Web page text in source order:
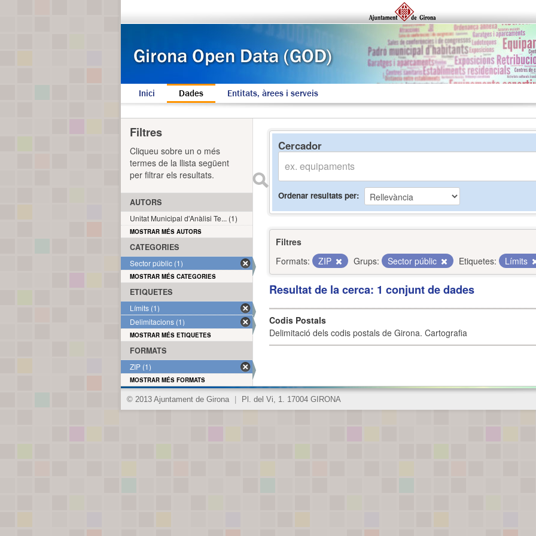
Inici Dades Entitats, àrees i serveis
Cercador
Ordenar resultats per
Filtres
Formats:
ZIP Grups: Sector públic Etiquetes: Límits
Resultat de la cerca: 1 conjunt de dades
Codis Postals
Delimitació dels codis postals de Girona. Cartografia
Filtres
Cliqueu sobre un o més
termes de la llista següent
per filtrar els resultats.
AUTORS
Unitat Municipal d'Anàlisi Te... (1)
MOSTRAR MÉS AUTORS
CATEGORIES
Sector públic (1)
MOSTRAR MÉS CATEGORIES
ETIQUETES
Límits (1)
Delimitacions (1)
MOSTRAR MÉS ETIQUETES
FORMATS
ZIP (1)
MOSTRAR MÉS FORMATS
© 2013 Ajuntament de Girona Pl. del Vi, 1. 17004 GIRONA